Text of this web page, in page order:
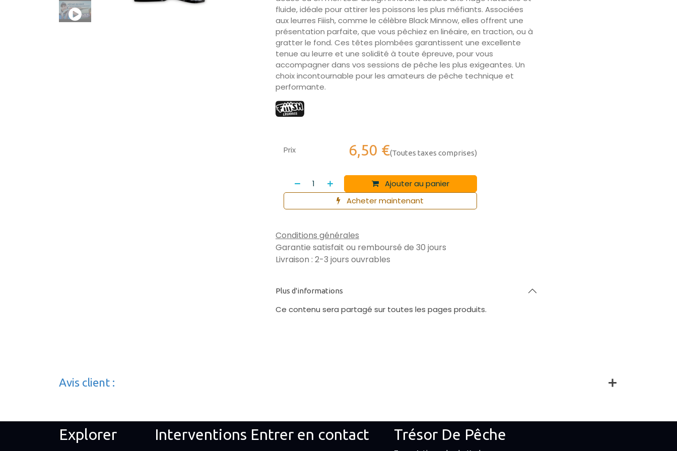
fluide, idéale pour attirer les poissons les plus méfiants. Associées
aux leurres Fiiish, comme le célèbre Black Minnow, elles offrent une
présentation parfaite, que vous pêchiez en linéaire, en traction, ou à
gratter le fond. Ces têtes plombées garantissent une excellente
tenue au leurre et une solidité à toute épreuve, pour vous
accompagner dans vos sessions de pêche les plus exigeantes. Un
choix incontournable pour les amateurs de pêche technique et
performante.
Ajouter au panier
Acheter maintenant
Prix 6,50 €(Toutes taxes comprises)
Conditions générales
Garantie satisfait ou remboursé de 30 jours
Livraison : 2-3 jours ouvrables
Plus d'informations
Ce contenu sera partagé sur toutes les pages produits.
Avis client :
Explorer Interventions Entrer en contact Trésor De Pêche